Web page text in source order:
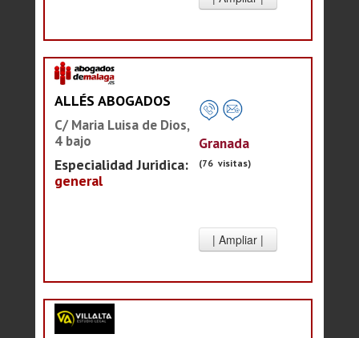
ALLÉS ABOGADOS
C/ Maria Luisa de Dios,
4 bajo
Especialidad Juridica:
general
Granada
(76 visitas)